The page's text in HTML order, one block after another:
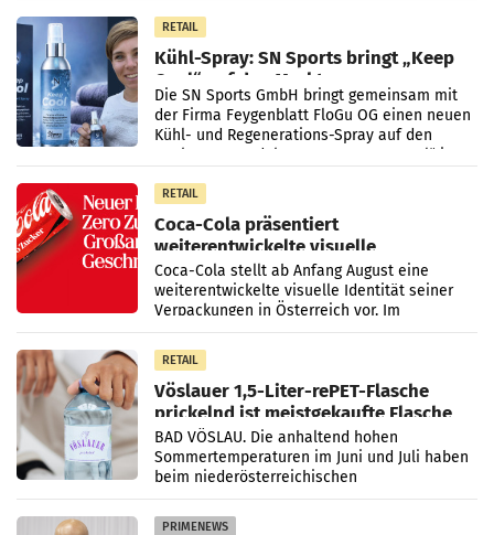
RETAIL
Kühl-Spray: SN Sports bringt „Keep
Cool“ auf den Markt
Die SN Sports GmbH bringt gemeinsam mit
der Firma Feygenblatt FloGu OG einen neuen
Kühl- und Regenerations-Spray auf den
Markt. Das Produkt namens „Keep Cool“ ist zu
RETAIL
Coca-Cola präsentiert
weiterentwickelte visuelle
Markenidentität
Coca-Cola stellt ab Anfang August eine
weiterentwickelte visuelle Identität seiner
Verpackungen in Österreich vor. Im
Mittelpunkt des Redesigns stehen zentrale
Gestaltungselemente
RETAIL
Vöslauer 1,5-Liter-rePET-Flasche
prickelnd ist meistgekaufte Flasche
Österreichs
BAD VÖSLAU. Die anhaltend hohen
Sommertemperaturen im Juni und Juli haben
beim niederösterreichischen
Getränkehersteller Vöslauer zu deutlichen
Absatzzuwächsen geführt. Während
PRIMENEWS